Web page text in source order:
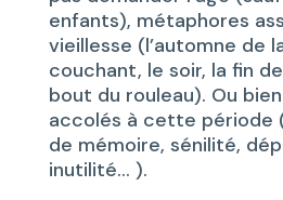
enfants), métaphores
vieillesse (l’automne de
couchant, le soir, la fin
bout du rouleau). Ou
accolés à cette période
de mémoire, sénilité,
inutilité… ).